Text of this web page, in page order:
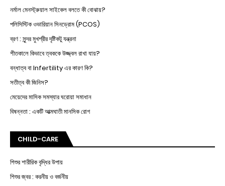
নর্মাল মেনস্ট্রুয়াল সাইকেল বলতে কী বোঝায়?
পলিসিস্টিক ওভারিয়ান সিনড্রোম (PCOS)
ব্রণ : সুন্দর মুখশ্রীর দৃষ্টিকটু যন্ত্রনা
শীতকালে কিভাবে ত্বককে উজ্জ্বল রাখা যায়?
বন্ধাত্ব বা Infertility এর কারণ কি?
সতীত্ব কী জিনিস?
মেয়েদের মাসিক সমস্যার ঘরোয়া সমাধান
বিষন্নতা : একটি আত্মঘাতী মানসিক রোগ
CHILD-CARE
শিশুর শারীরিক বৃদ্ধির উপায়
শিশুর জ্বর : করনীয় ও বর্জনীয়